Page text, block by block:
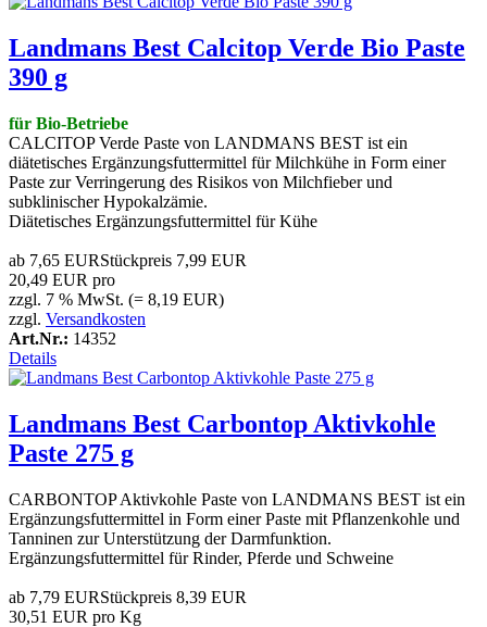
Landmans Best Calcitop Verde Bio Paste
390 g
für Bio-Betriebe
CALCITOP Verde Paste von LANDMANS BEST ist ein
diätetisches Ergänzungsfuttermittel für Milchkühe in Form einer
Paste zur Verringerung des Risikos von Milchfieber und
subklinischer Hypokalzämie.
Diätetisches Ergänzungsfuttermittel für Kühe
ab 7,65 EURStückpreis 7,99 EUR
20,49 EUR pro
zzgl. 7 % MwSt. (= 8,19 EUR)
zzgl. Versandkosten
Art.Nr.: 14352
Details
Landmans Best Carbontop Aktivkohle
Paste 275 g
CARBONTOP Aktivkohle Paste von LANDMANS BEST ist ein
Ergänzungsfuttermittel in Form einer Paste mit Pflanzenkohle und
Tanninen zur Unterstützung der Darmfunktion.
Ergänzungsfuttermittel für Rinder, Pferde und Schweine
ab 7,79 EURStückpreis 8,39 EUR
30,51 EUR pro Kg